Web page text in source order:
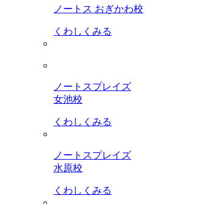
ノートス おぎかわ校
くわしくみる
ノートスプレイズ
女池校
くわしくみる
ノートスプレイズ
水原校
くわしくみる